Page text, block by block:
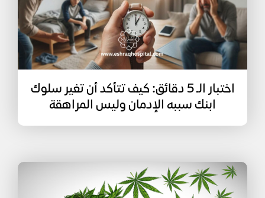
اختبار الـ 5 دقائق: كيف تتأكد أن تغير سلوك
ابنك سببه الإدمان وليس المراهقة